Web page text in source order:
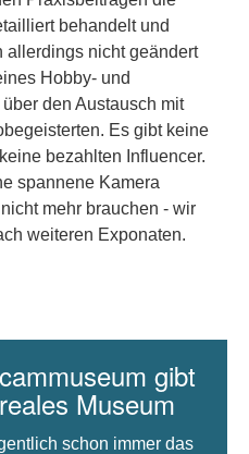
behandelt und
allerdings nicht geändert
Hobby- und
den Austausch mit
Es gibt keine
bezahlten Influencer.
spannene Kamera
mehr brauchen - wir
weiteren Exponaten.
gibt
Museum
schon immer das